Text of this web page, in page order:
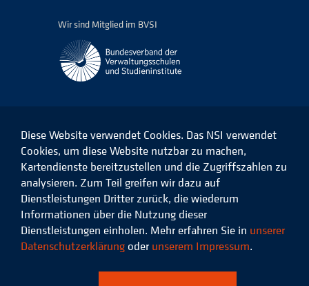
Wir sind Mitglied im BVSI
Das
NSI
Facebook
Das
NSI
auf
LinkedIn
Das
NSI
auf
Instagram
Das
Xing
© 2026 Niedersächsisches
Datenschutz Impressum
Diese Website verwendet Cookies. Das NSI verwendet
Cookies, um diese Website nutzbar zu machen,
Kartendienste bereitzustellen und die Zugriffszahlen zu
analysieren. Zum Teil greifen wir dazu auf
Dienstleistungen Dritter zurück, die wiederum
Informationen über die Nutzung dieser
Dienstleistungen einholen. Mehr erfahren Sie in unserer
Datenschutzerklärung oder unserem Impressum.